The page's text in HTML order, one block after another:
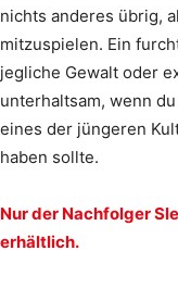
nichts anderes übrig,
mitzuspielen. Ein
jegliche Gewalt oder
unterhaltsam, wenn
eines der jüngeren
haben sollte.
Nur der Nachfolger
erhältlich.